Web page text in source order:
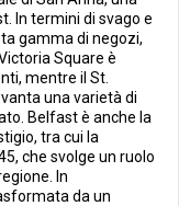
In termini di svago e
gamma di negozi,
Square è
mentre il St.
una varietà di
Belfast è anche la
tra cui la
che svolge un ruolo
In
da un